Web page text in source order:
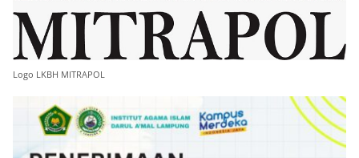
Logo LKBH MITRAPOL